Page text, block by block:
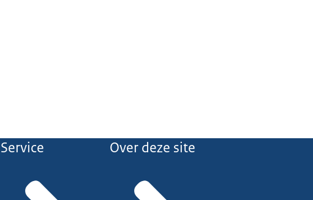
Service Over deze site